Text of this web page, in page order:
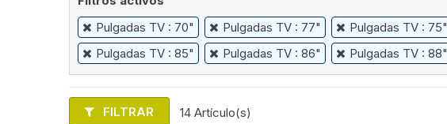
Pulgadas TV : 70"
Pulgadas TV : 77" Pulgadas TV : 75"
Pulgadas TV : 85"
Pulgadas TV : 86" Pulgadas TV : 88"
FILTRAR 14 Artículo(s)